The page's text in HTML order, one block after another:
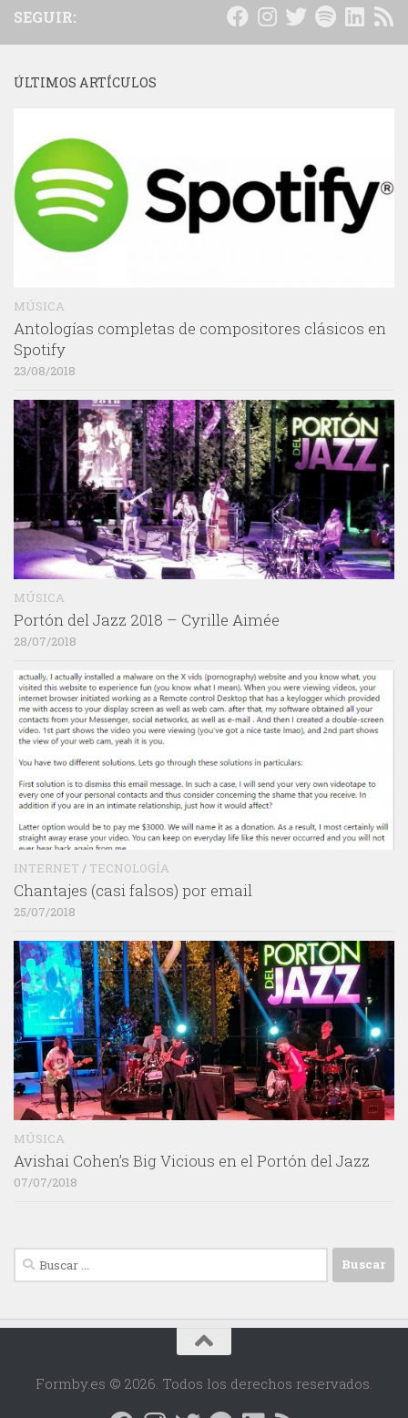
SEGUIR:
ÚLTIMOS ARTÍCULOS
MÚSICA
Antologías completas de compositores clásicos en
Spotify
23/08/2018
MÚSICA
Portón del Jazz 2018 – Cyrille Aimée
28/07/2018
INTERNET / TECNOLOGÍA
Chantajes (casi falsos) por email
25/07/2018
MÚSICA
Avishai Cohen’s Big Vicious en el Portón del Jazz
07/07/2018
Buscar:
Formby.es © 2026. Todos los derechos reservados.